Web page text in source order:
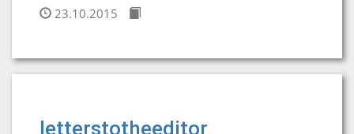
23.10.2015
letterstotheeditor